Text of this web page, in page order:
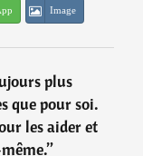
Image
plus
que pour soi.
les aider et
”